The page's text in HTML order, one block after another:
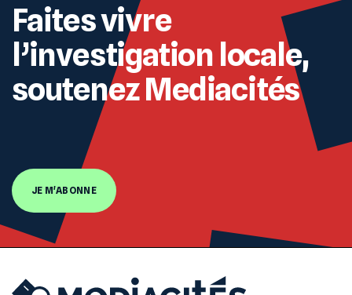
Faites vivre
l’investigation locale,
soutenez Mediacités
JE M'ABONNE